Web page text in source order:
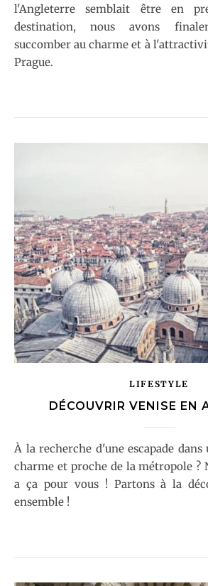
l'Angleterre semblait être en
destination, nous avons
succomber au charme et à
Prague.
LIFESTYLE
DÉCOUVRIR VENISE EN
À la recherche d'une escapade dans une ville pleine de
charme et proche de la métropole ?
a ça pour vous ! Partons à la
ensemble !